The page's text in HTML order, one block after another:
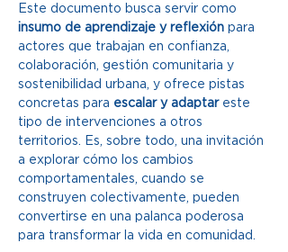
Este documento busca servir como
insumo de aprendizaje y reflexión para
actores que trabajan en confianza,
colaboración, gestión comunitaria y
sostenibilidad urbana, y ofrece pistas
concretas para escalar y adaptar este
tipo de intervenciones a otros
territorios. Es, sobre todo, una invitación
a explorar cómo los cambios
comportament­ales, cuando se
construyen colectivamente, pueden
convertirse en una palanca poderosa
para transformar la vida en comunidad.